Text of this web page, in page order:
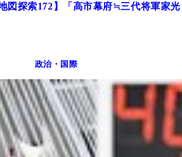
図探索172】「高市幕府≒三代将軍家光
政治・国際